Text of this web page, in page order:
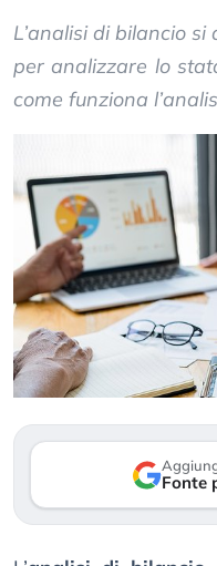
L’analisi di bilancio
per analizzare lo
come funziona
Fonte